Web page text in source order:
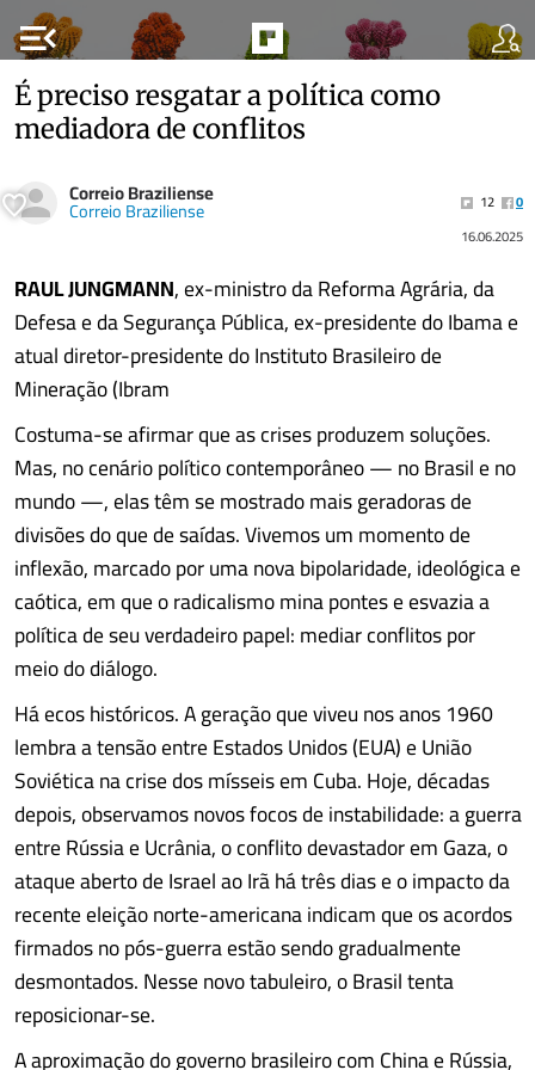
menu_open
É preciso resgatar a política como
mediadora de conflitos
Correio Braziliense
Correio Braziliense 12
0
16.06.2025
RAUL JUNGMANN, ex-ministro da Reforma Agrária, da
Defesa e da Segurança Pública, ex-presidente do Ibama e
atual diretor-presidente do Instituto Brasileiro de
Mineração (Ibram
Costuma-se afirmar que as crises produzem soluções.
Mas, no cenário político contemporâneo — no Brasil e no
mundo —, elas têm se mostrado mais geradoras de
divisões do que de saídas. Vivemos um momento de
inflexão, marcado por uma nova bipolaridade, ideológica e
caótica, em que o radicalismo mina pontes e esvazia a
política de seu verdadeiro papel: mediar conflitos por
meio do diálogo.
Há ecos históricos. A geração que viveu nos anos 1960
lembra a tensão entre Estados Unidos (EUA) e União
Soviética na crise dos mísseis em Cuba. Hoje, décadas
depois, observamos novos focos de instabilidade: a guerra
entre Rússia e Ucrânia, o conflito devastador em Gaza, o
ataque aberto de Israel ao Irã há três dias e o impacto da
recente eleição norte-americana indicam que os acordos
firmados no pós-guerra estão sendo gradualmente
desmontados. Nesse novo tabuleiro, o Brasil tenta
reposicionar-se.
A aproximação do governo brasileiro com China e Rússia,